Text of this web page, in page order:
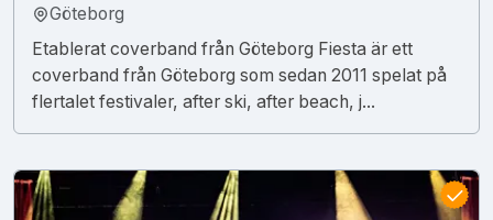
Göteborg
Etablerat coverband från Göteborg Fiesta är ett
coverband från Göteborg som sedan 2011 spelat på
flertalet festivaler, after ski, after beach, j...